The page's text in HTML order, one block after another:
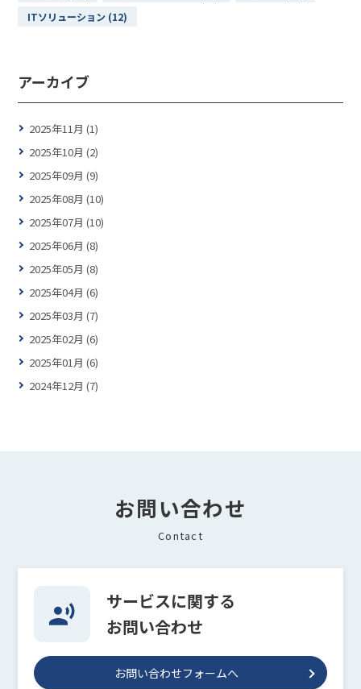
ITソリューション (12)
アーカイブ
2025年11月 (1)
2025年10月 (2)
2025年09月 (9)
2025年08月 (10)
2025年07月 (10)
2025年06月 (8)
2025年05月 (8)
2025年04月 (6)
2025年03月 (7)
2025年02月 (6)
2025年01月 (6)
2024年12月 (7)
お問い合わせ
Contact
サービスに関する
お問い合わせ
お問い合わせフォームへ